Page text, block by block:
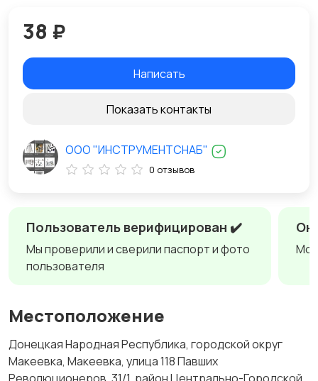
Пользователь верифицирован ✔️
Мы проверили и сверили паспорт и фото
пользователя
Местоположение
Донецкая Народная Республика, городской округ
Макеевка, Макеевка, улица 118 Павших
38 ₽
Написать
Показать контакты
ООО "ИНСТРУМЕНТСНАБ"
0 отзывов